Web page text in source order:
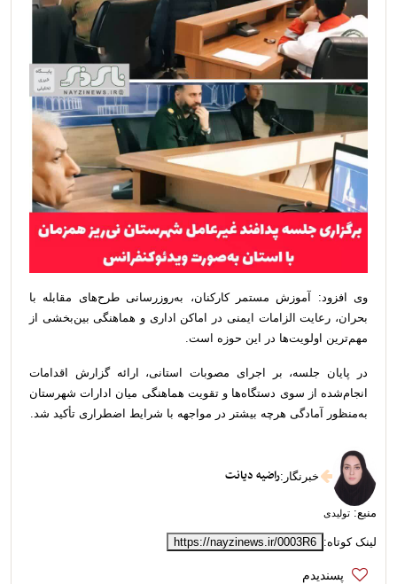
وی افزود: آموزش مستمر کارکنان، به‌روزرسانی طرح‌های مقابله با
بحران، رعایت الزامات ایمنی در اماکن اداری و هماهنگی بین‌بخشی از
مهم‌ترین اولویت‌ها در این حوزه است.
در پایان جلسه، بر اجرای مصوبات استانی، ارائه گزارش اقدامات
انجام‌شده از سوی دستگاه‌ها و تقویت هماهنگی میان ادارات شهرستان
به‌منظور آمادگی هرچه بیشتر در مواجهه با شرایط اضطراری تأکید شد.
خبرنگار :راضیه دیانت
منبع: تولیدی
لینک کوتاه: https://nayzinews.ir/0003R6